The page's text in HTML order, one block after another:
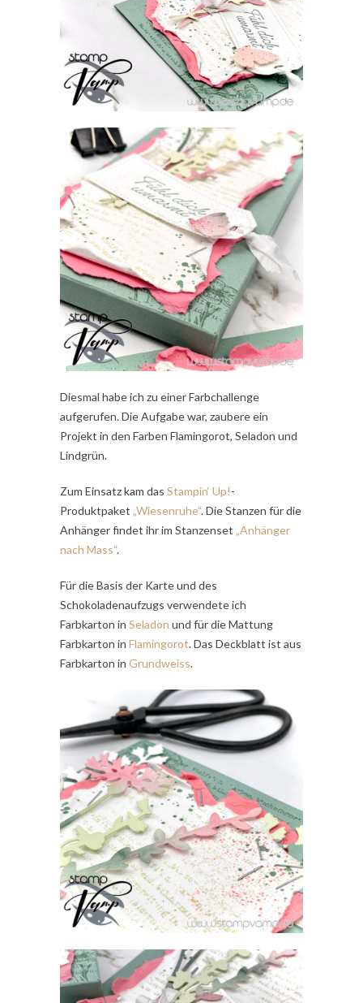
Diesmal habe ich zu einer Farbchallenge
aufgerufen. Die Aufgabe war, zaubere ein
Projekt in den Farben Flamingorot, Seladon und
Lindgrün.
Zum Einsatz kam das Stampin‘ Up!-
Produktpaket „Wiesenruhe“. Die Stanzen für die
Anhänger findet ihr im Stanzenset „Anhänger
nach Mass“.
Für die Basis der Karte und des
Schokoladenaufzugs verwendete ich
Farbkarton in Seladon und für die Mattung
Farbkarton in Flamingorot. Das Deckblatt ist aus
Farbkarton in Grundweiss.